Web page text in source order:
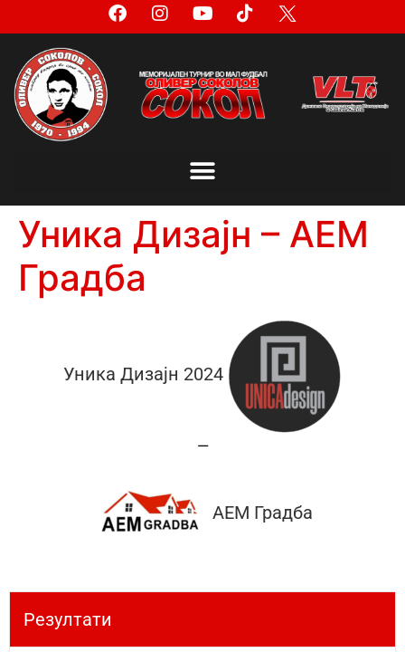
Уника Дизајн – АЕМ
Градба
Уника Дизајн 2024
—
АЕМ Градба
Резултати